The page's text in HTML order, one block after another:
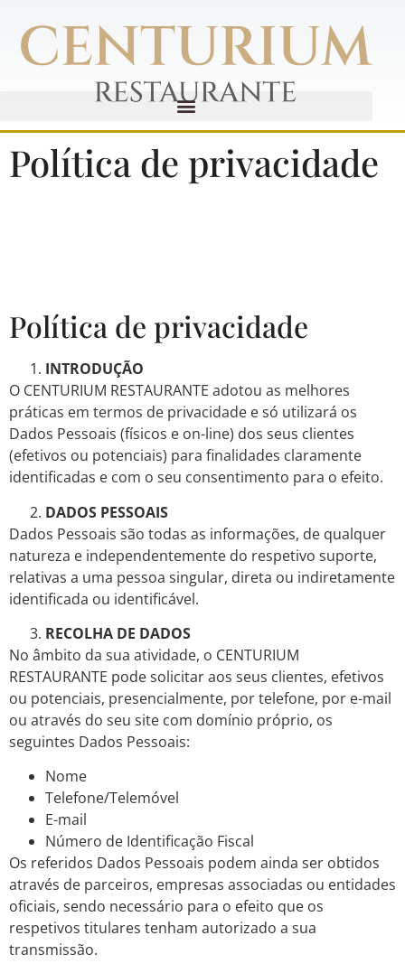
Política de privacidade
Política de privacidade
INTRODUÇÃO
O CENTURIUM RESTAURANTE adotou as melhores
práticas em termos de privacidade e só utilizará os
Dados Pessoais (físicos e on-line) dos seus clientes
(efetivos ou potenciais) para finalidades claramente
identificadas e com o seu consentimento para o efeito.
DADOS PESSOAIS
Dados Pessoais são todas as informações, de qualquer
natureza e independentemente do respetivo suporte,
relativas a uma pessoa singular, direta ou indiretamente
identificada ou identificável.
RECOLHA DE DADOS
No âmbito da sua atividade, o CENTURIUM
RESTAURANTE pode solicitar aos seus clientes, efetivos
ou potenciais, presencialmente, por telefone, por e-mail
ou através do seu site com domínio próprio, os
seguintes Dados Pessoais:
Nome
Telefone/Telemóvel
E-mail
Número de Identificação Fiscal
Os referidos Dados Pessoais podem ainda ser obtidos
através de parceiros, empresas associadas ou entidades
oficiais, sendo necessário para o efeito que os
respetivos titulares tenham autorizado a sua
transmissão.